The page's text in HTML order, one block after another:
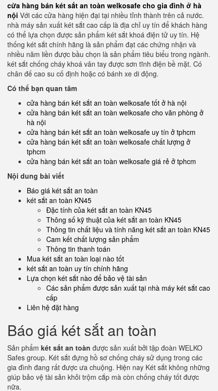
cửa hàng bán két sắt an toàn welkosafe cho gia đình ở hà
nội Với các cửa hàng hiện đại tại nhiều tỉnh thành trên cả nước.
nhà máy sản xuất két sắt cao cấp là địa chỉ uy tín để khách hàng
có thể lựa chọn được sản phẩm két sắt khoá điện tử uy tín. Hệ
thống két sắt chính hãng là sản phẩm đạt các chứng nhận và
nhiều năm liền được bầu chọn là sản phẩm tiêu biểu trong ngành.
két sắt chống cháy khoá vân tay được sơn tĩnh điện bề mặt. Có
chân đế cao su cố định hoặc có bánh xe di động.
Có thể bạn quan tâm
cửa hàng bán két sắt an toàn welkosafe tốt ở hà nội
cửa hàng bán két sắt an toàn welkosafe cho văn phòng ở
hà nội
cửa hàng bán két sắt an toàn welkosafe uy tín ở tphcm
cửa hàng bán két sắt an toàn welkosafe chất lượng ở
tphcm
cửa hàng bán két sắt an toàn welkosafe giá rẻ ở tphcm
Nội dung bài viết
Báo giá két sắt an toàn
két sắt an toàn KN45
Đặc tính của két sắt an toàn KN45
Thông số kỹ thuật của két sắt an toàn KN45
Thông tin chất liệu và tính năng két sắt an toàn KN45
Cam kết chất lượng sản phẩm
Thông tin thanh toán
Mua két sắt an toàn loại nào tốt
két sắt an toàn uy tín chính hãng
Lựa chọn két sắt nào để bảo vệ tài sản
Các sản phẩm được sản xuất tại nhà máy két sắt cao
cấp
Liên hệ đặt hàng
Báo giá két sắt an toàn
Sản phẩm két sắt an toàn được sản xuất bởi tập đoàn WELKO
Safes group. Két sắt đựng hồ sơ chống cháy sử dụng trong các
gia đình đang rất được ưa chuộng. Hiện nay Két sắt không những
giúp bảo vệ tài sản khỏi trộm cắp mà còn chống cháy tốt được
nữa.